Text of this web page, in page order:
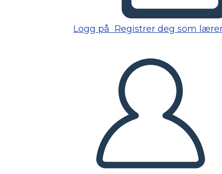
Logg på Registrer deg som